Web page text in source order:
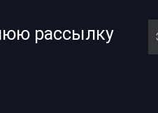
рассылку